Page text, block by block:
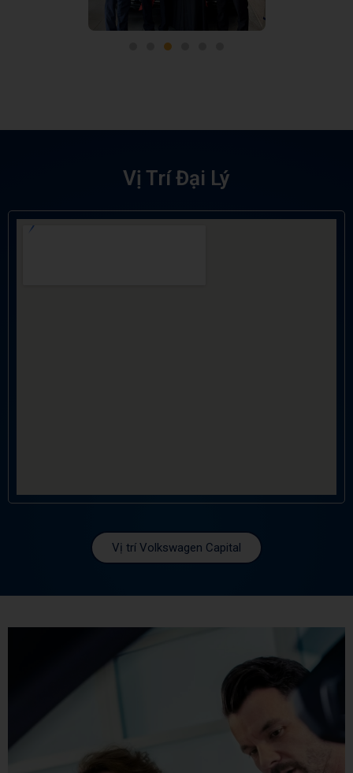
Vị Trí Đại Lý
Vị trí Volkswagen Capital